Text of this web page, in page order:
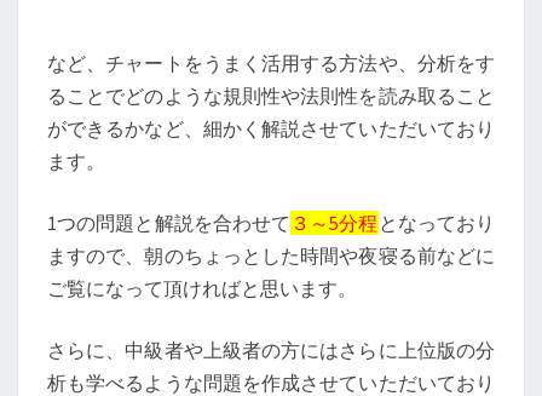
など、チャートをうまく活用する方法や、分析をす
ることでどのような規則性や法則性を読み取ること
ができるかなど、細かく解説させていただいており
ます。
1つの問題と解説を合わせて ３～5分程 となっており
ますので、朝のちょっとした時間や夜寝る前などに
ご覧になって頂ければと思います。
さらに、中級者や上級者の方にはさらに上位版の分
析も学べるような問題を作成させていただいており